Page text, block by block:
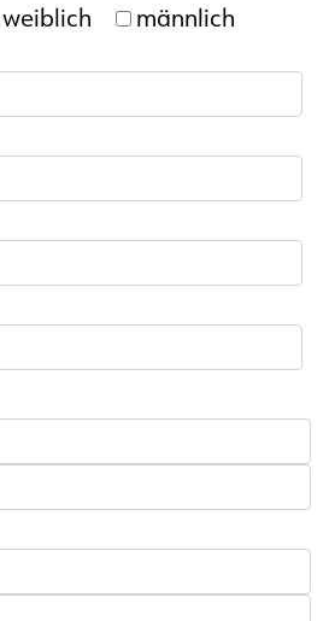
weiblich
männlich